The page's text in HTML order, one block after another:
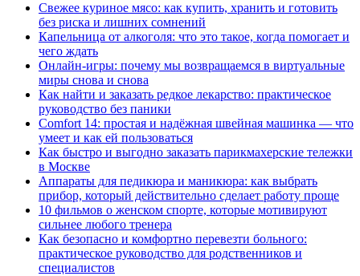
Свежее куриное мясо: как купить, хранить и готовить
без риска и лишних сомнений
Капельница от алкоголя: что это такое, когда помогает и
чего ждать
Онлайн-игры: почему мы возвращаемся в виртуальные
миры снова и снова
Как найти и заказать редкое лекарство: практическое
руководство без паники
Comfort 14: простая и надёжная швейная машинка — что
умеет и как ей пользоваться
Как быстро и выгодно заказать парикмахерские тележки
в Москве
Аппараты для педикюра и маникюра: как выбрать
прибор, который действительно сделает работу проще
10 фильмов о женском спорте, которые мотивируют
сильнее любого тренера
Как безопасно и комфортно перевезти больного:
практическое руководство для родственников и
специалистов